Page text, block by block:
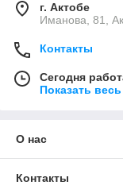
г. Актобе
Иманова, 81,
Контакты
Сегодня
Показать
О нас
Контакты